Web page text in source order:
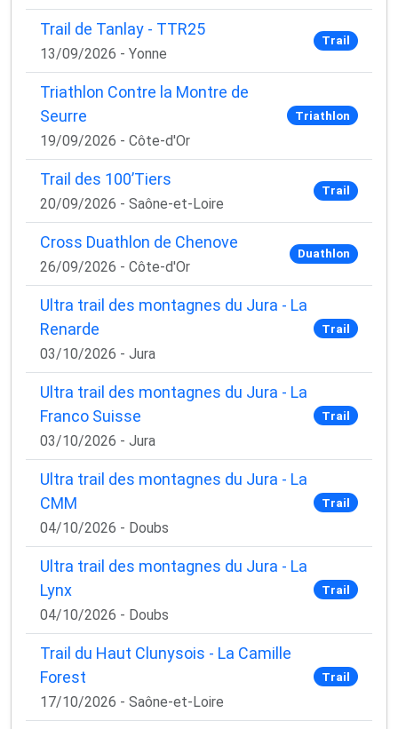
Trail de Tanlay - TTR25
13/09/2026 - Yonne
Trail
Triathlon Contre la Montre de
Seurre
19/09/2026 - Côte-d'Or
Triathlon
Trail des 100’Tiers
20/09/2026 - Saône-et-Loire
Trail
Cross Duathlon de Chenove
26/09/2026 - Côte-d'Or
Duathlon
Ultra trail des montagnes du Jura - La
Renarde
03/10/2026 - Jura
Trail
Ultra trail des montagnes du Jura - La
Franco Suisse
03/10/2026 - Jura
Trail
Ultra trail des montagnes du Jura - La
CMM
04/10/2026 - Doubs
Trail
Ultra trail des montagnes du Jura - La
Lynx
04/10/2026 - Doubs
Trail
Trail du Haut Clunysois - La Camille
Forest
17/10/2026 - Saône-et-Loire
Trail